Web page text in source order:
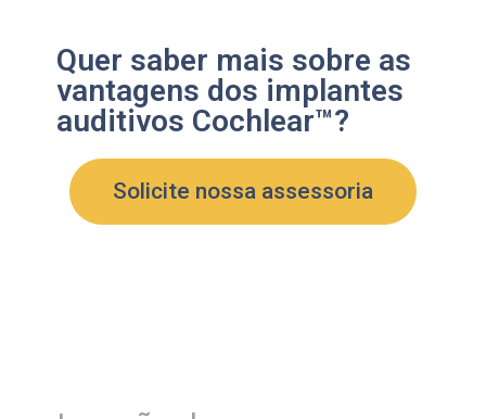
Quer saber mais sobre as
vantagens dos implantes
auditivos Cochlear™?
Solicite nossa assessoria